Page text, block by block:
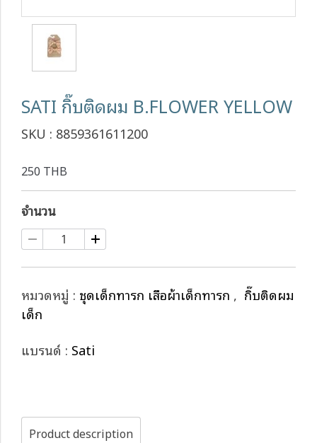
SATI กิ๊บติดผม B.FLOWER YELLOW
SKU : 8859361611200
250 THB
จำนวน
หมวดหมู่ : ชุดเด็กทารก เสื้อผ้าเด็กทารก , กิ๊บติดผม
เด็ก
แบรนด์ : Sati
Product description